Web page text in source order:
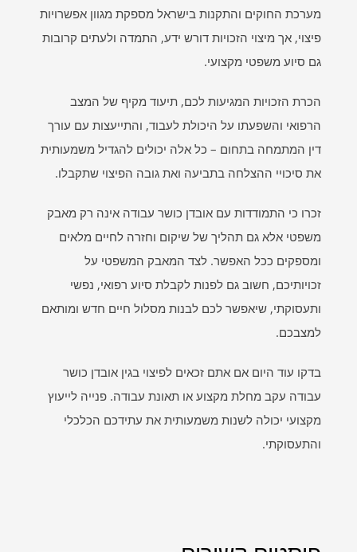
מערכת החוקים והתקנות בישראל מספקת מגוון אפשרויות
פיצוי, אך מיצוי הזכויות דורש ידע, התמדה ולעתים קרובות
גם סיוע משפטי מקצועי.
הכרת הזכויות המגיעות לכם, תיעוד מקיף של המצב
הרפואי והשפעתו על היכולת לעבוד, והתייעצות עם עורך
דין המתמחה בתחום – כל אלה יכולים להגדיל משמעותית
את סיכויי ההצלחה בתביעה ואת גובה הפיצוי שתקבלו.
זכרו כי התמודדות עם אובדן כושר עבודה אינה רק מאבק
משפטי אלא גם תהליך של שיקום וחזרה לחיים מלאים
ומספקים ככל האפשר. לצד המאבק המשפטי על
זכויותיכם, חשוב גם לפנות לקבלת סיוע רפואי, נפשי
ותעסוקתי, שיאפשר לכם לבנות מסלול חיים חדש ומותאם
למצבכם.
בדקו עוד היום אם אתם זכאים לפיצוי בגין אובדן כושר
עבודה עקב מחלת מקצוע או תאונת עבודה. פנייה לייעוץ
מקצועי יכולה לשנות משמעותית את עתידכם הכלכלי
והתעסוקתי.